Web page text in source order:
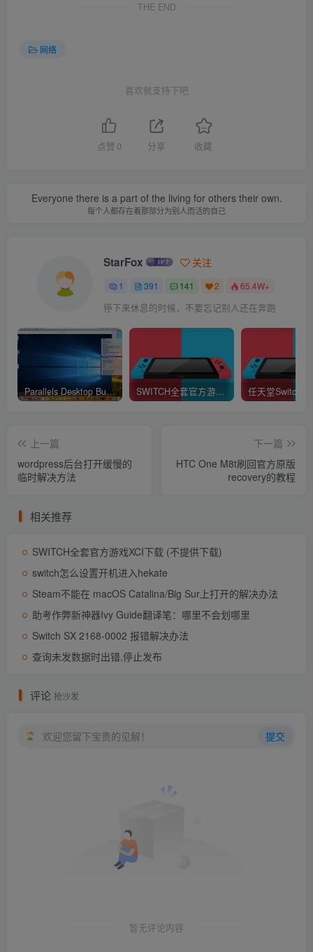
AccessDatabaseEngine版本:2010 64位
1、7zip解压软件
2、ORCA.MSI
下载地
操作步骤:
到一个文件夹，解压出来的文件为AceRedist.msi安装文件和
一个cab文件。
THE END
网络
喜欢就支持下吧
点赞 0 分享 收藏
Everyone there is a part of the living for others their own.
每个人都存在着那部分为别人而活的自己
StarFox 关注
1 391 141 2 65.4W+
停下来休息的时候，不要忘记别人还在奔跑
Parallels Desktop Business Edition 16.1.1.49141 中文破解版 (最好用的虚拟机软件) SWITCH全套官方游戏XCI下载 (不提供下载)
上一篇
wordpress后台打开缓慢的
临时解决方法
下一篇
HTC One M8t刷回官方原版
recovery的教程
相关推荐
SWITCH全套官方游戏XCI下载 (不提供下载)
switch怎么设置开机进入hekate
Steam不能在 macOS Catalina/Big Sur上打开的解决办法
助考作弊新神器Ivy Guide翻译笔：哪里不会划哪里
Switch SX 2168-0002 报错解决办法
查询未发数据时出错,停止发布
评论 抢沙发
欢迎您留下宝贵的见解！ 提交
暂无评论内容